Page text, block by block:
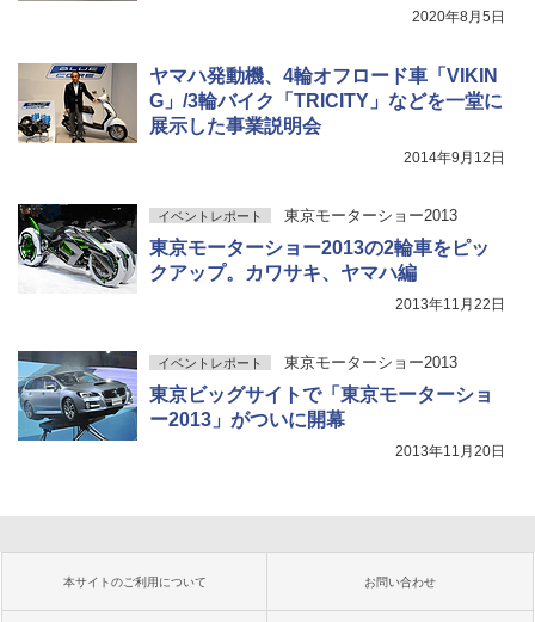
2020年8月5日
ヤマハ発動機、4輪オフロード車「VIKIN
G」/3輪バイク「TRICITY」などを一堂に
展示した事業説明会
2014年9月12日
イベントレポート 東京モーターショー2013
東京モーターショー2013の2輪車をピッ
クアップ。カワサキ、ヤマハ編
2013年11月22日
イベントレポート 東京モーターショー2013
東京ビッグサイトで「東京モーターショ
ー2013」がついに開幕
2013年11月20日
本サイトのご利用について お問い合わせ